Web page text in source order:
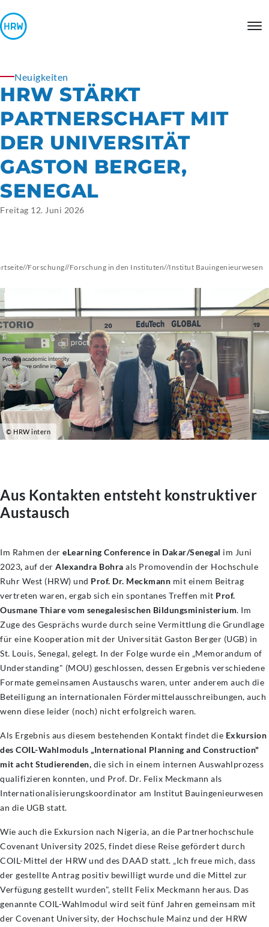
Neuigkeiten
HRW STÄRKT
PARTNERSCHAFT MIT
DER UNIVERSITÄT
GASTON BERGER,
SENEGAL
Freitag 12. Juni 2026
//Forschung//Forschung in den Instituten//Institut Bauingenieurwesen
© HRW intern
Aus Kontakten entsteht konstruktiver
Austausch
Im Rahmen der eLearning Conference in Dakar/Senegal im Juni
2023, auf der Alexandra Bohra als Promovendin der Hochschule
Ruhr West (HRW) und Prof. Dr. Meckmann mit einem Beitrag
vertreten waren, ergab sich ein spontanes Treffen mit Prof.
Ousmane Thiare vom senegalesischen Bildungsministerium. Im
Zuge des Gesprächs wurde durch seine Vermittlung die Grundlage
für eine Kooperation mit der Universität Gaston Berger (UGB) in
St. Louis, Senegal, gelegt. In der Folge wurde ein „Memorandum of
Understanding" (MOU) geschlossen, dessen Ergebnis verschiedene
Formate gemeinsamen Austauschs waren, unter anderem auch die
Beteiligung an internationalen Fördermittelausschreibungen, auch
wenn diese leider (noch) nicht erfolgreich waren.
Als Ergebnis aus diesem bestehenden Kontakt findet die Exkursion
des COIL-Wahlmoduls „International Planning and Construction"
mit acht Studierenden, die sich in einem internen Auswahlprozess
qualifizieren konnten, und Prof. Dr. Felix Meckmann als
Internationalisierungskoordinator am Institut Bauingenieurwesen
an die UGB statt.
Wie auch die Exkursion nach Nigeria, an die Partnerhochschule
Covenant University 2025, findet diese Reise gefördert durch
COIL-Mittel der HRW und des DAAD statt. „Ich freue mich, dass
der gestellte Antrag positiv bewilligt wurde und die Mittel zur
Verfügung gestellt wurden", stellt Felix Meckmann heraus. Das
genannte COIL-Wahlmodul wird seit fünf Jahren gemeinsam mit
der Covenant University, der Hochschule Mainz und der HRW